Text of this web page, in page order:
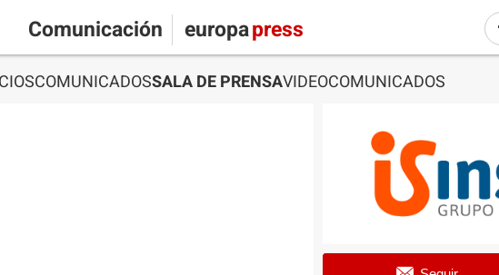
Comunicación europapress
COMUNICADOSSALA DE PRENSAVIDEOCOMUNICADOS